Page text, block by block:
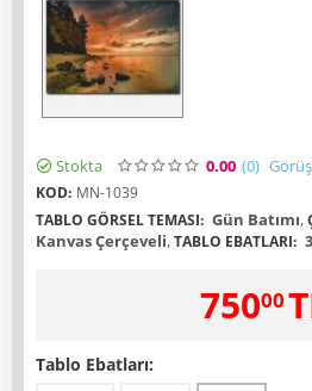
Stokta 0.00 (0)
KOD: MN-1039
TABLO GÖRSEL TEMASI: Gün Batımı,
Kanvas Çerçeveli,TABLO EBATLARI:
75000
Tablo Ebatları: